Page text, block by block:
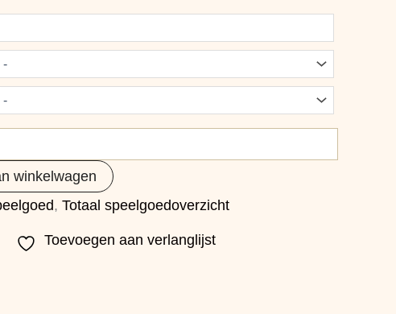
winkelwagen
, Totaal speelgoedoverzicht
Toevoegen aan verlanglijst